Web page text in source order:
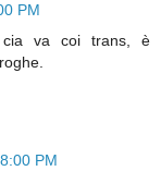
PM
va coi trans, è
PM